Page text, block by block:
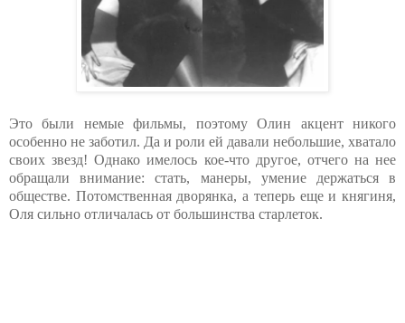
Это были немые фильмы, поэтому Олин акцент никого
особенно не заботил. Да и роли ей давали небольшие, хватало
своих звезд! Однако имелось кое-что другое, отчего на нее
обращали внимание: стать, манеры, умение держаться в
обществе. Потомственная дворянка, а теперь еще и княгиня,
Оля сильно отличалась от большинства старлеток.